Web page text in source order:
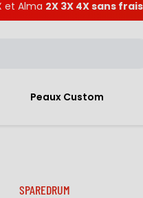
et Alma 2X 3X 4X sans frais
Peaux Custom
SPAREDRUM